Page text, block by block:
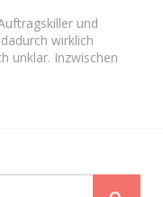
und
wirklich
unklar. Inzwischen